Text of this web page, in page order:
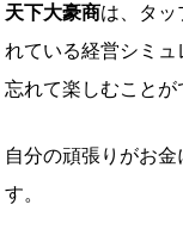
天下大豪商は、タッ
れている経営シミ
忘れて楽しむことが
自分の頑張りがお
す。